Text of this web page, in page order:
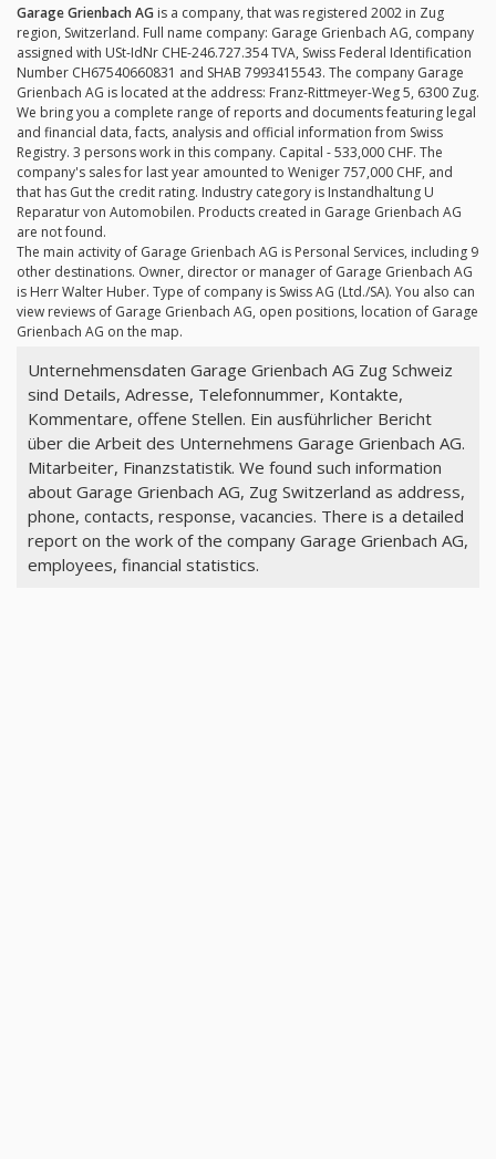
Garage Grienbach AG is a company, that was registered 2002 in Zug
region, Switzerland. Full name company: Garage Grienbach AG, company
assigned with USt-IdNr CHE-246.727.354 TVA, Swiss Federal Identification
Number CH67540660831 and SHAB 7993415543. The company Garage
Grienbach AG is located at the address: Franz-Rittmeyer-Weg 5, 6300 Zug.
We bring you a complete range of reports and documents featuring legal
and financial data, facts, analysis and official information from Swiss
Registry. 3 persons work in this company. Capital - 533,000 CHF. The
company's sales for last year amounted to Weniger 757,000 CHF, and
that has Gut the credit rating. Industry category is Instandhaltung U
Reparatur von Automobilen. Products created in Garage Grienbach AG
are not found.
The main activity of Garage Grienbach AG is Personal Services, including 9
other destinations. Owner, director or manager of Garage Grienbach AG
is Herr Walter Huber. Type of company is Swiss AG (Ltd./SA). You also can
view reviews of Garage Grienbach AG, open positions, location of Garage
Grienbach AG on the map.
Unternehmensdaten Garage Grienbach AG Zug Schweiz
sind Details, Adresse, Telefonnummer, Kontakte,
Kommentare, offene Stellen. Ein ausführlicher Bericht
über die Arbeit des Unternehmens Garage Grienbach AG.
Mitarbeiter, Finanzstatistik. We found such information
about Garage Grienbach AG, Zug Switzerland as address,
phone, contacts, response, vacancies. There is a detailed
report on the work of the company Garage Grienbach AG,
employees, financial statistics.